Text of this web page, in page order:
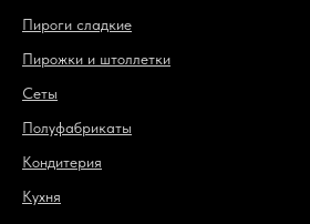
Пироги сладкие
Пирожки и штоллетки
Сеты
Полуфабрикаты
Кондитерия
Кухня